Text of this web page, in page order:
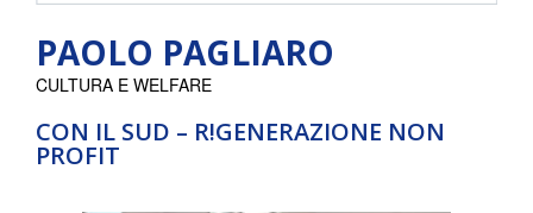
PAOLO PAGLIARO
CON IL SUD – R!GENERAZIONE NON
PROFIT
CULTURA E WELFARE